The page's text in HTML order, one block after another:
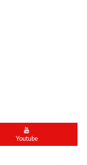
Youtube